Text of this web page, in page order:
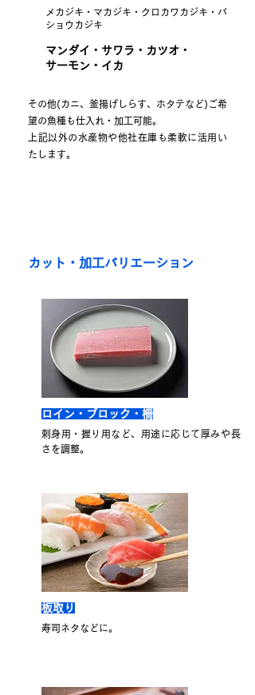
​メカジキ・マカジキ・クロカワカジキ・バ
ショウカジキ
​マンダイ・サワラ・カツオ・
サーモン・イカ
その他(カニ、釜揚げしらす、ホタテなど)ご希
望の魚種も仕入れ・加工可能。
​上記以外の水産物や他社在庫も柔軟に活用い
たします。
カット・加工バリエーション
ロイン・ブロック・柵
刺身用・握り用など、用途に応じて厚みや長
さを調整。
板取り
寿司ネタなどに。